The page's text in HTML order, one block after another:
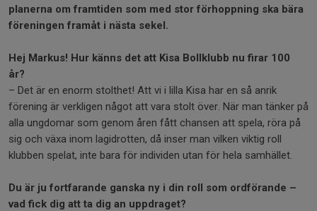
planerna om framtiden som med stor förhoppning ska bära
föreningen framåt i nästa sekel.
Hej Markus! Hur känns det att Kisa Bollklubb nu firar 100
år?
– Det är en enorm stolthet! Att vi i lilla Kisa har en så anrik
förening är verkligen något att vara stolt över. När man tänker på
alla ungdomar som genom åren fått chansen att spela, röra på
sig och växa inom lagidrotten, då inser man vilken viktig roll
klubben spelat, inte bara för individen utan för hela samhället.
Du är ju fortfarande ganska ny i din roll som ordförande –
vad fick dig att ta dig an uppdraget?